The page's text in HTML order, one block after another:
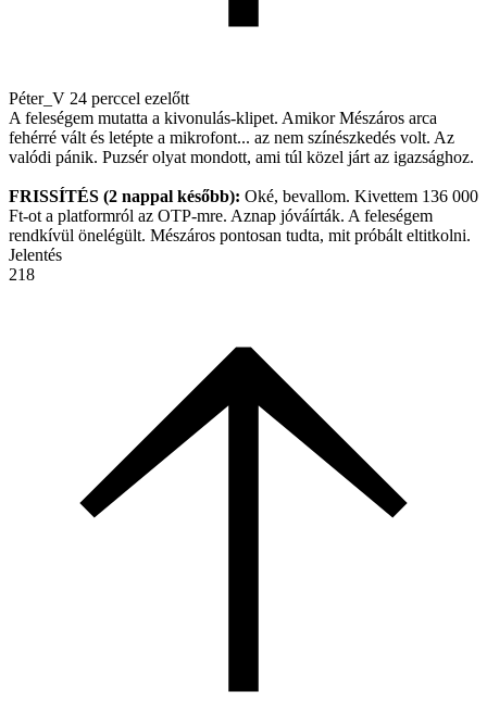
Péter_V 24 perccel ezelőtt
A feleségem mutatta a kivonulás-klipet. Amikor Mészáros arca
fehérré vált és letépte a mikrofont... az nem színészkedés volt. Az
valódi pánik. Puzsér olyat mondott, ami túl közel járt az igazsághoz.
FRISSÍTÉS (2 nappal később): Oké, bevallom. Kivettem 136 000
Ft-ot a platformról az OTP-mre. Aznap jóváírták. A feleségem
rendkívül önelégült. Mészáros pontosan tudta, mit próbált eltitkolni.
Jelentés
218